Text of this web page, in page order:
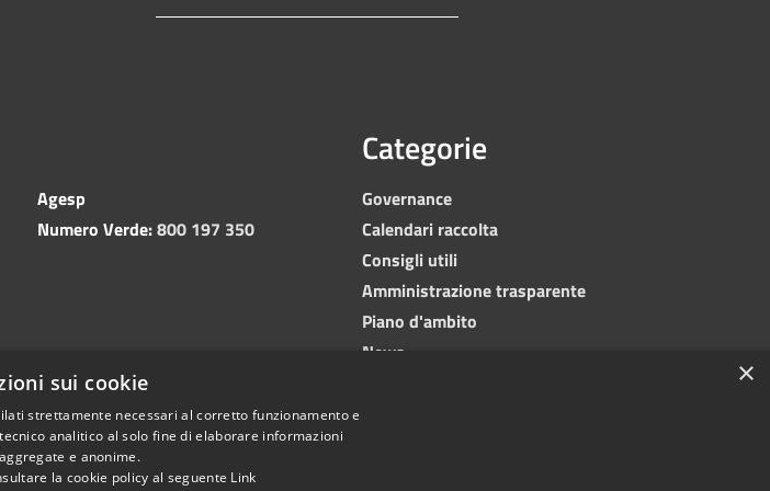
Agesp
Numero Verde:800 197 350
Categorie
Governance
Calendari raccolta
Consigli utili
Amministrazione trasparente
Piano d'ambito
News
×
sui cookie
strettamente necessari al corretto funzionamento e
analitico al solo fine di elaborare informazioni
e anonime.
la cookie policy al seguente Link